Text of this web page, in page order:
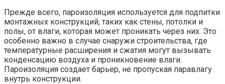
Прежде всего, пароизоляция используется для подпитки
монтажных конструкций, таких как стены, потолки и
полы, от влаги, которая может проникать через них. Это
особенно важно в случае снаружи строительства, где
температурные расширения и сжатия могут вызывать
конденсацию воздуха и проникновение влаги.
Пароизоляция создает барьер, не пропуская паравлагу
внутрь конструкции.